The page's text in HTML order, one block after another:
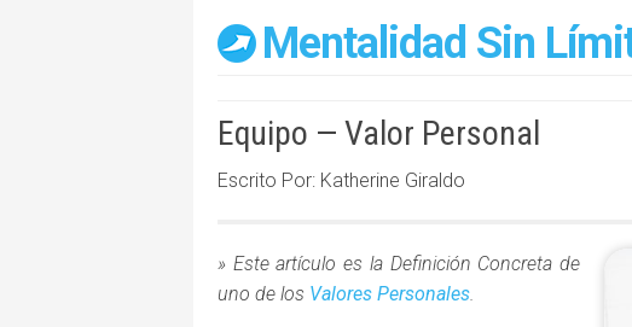
Mentalidad Sin
Equipo — Valor Personal
Escrito Por: Katherine Giraldo
» Este artículo es la Definición Concreta de
uno de los Valores Personales.